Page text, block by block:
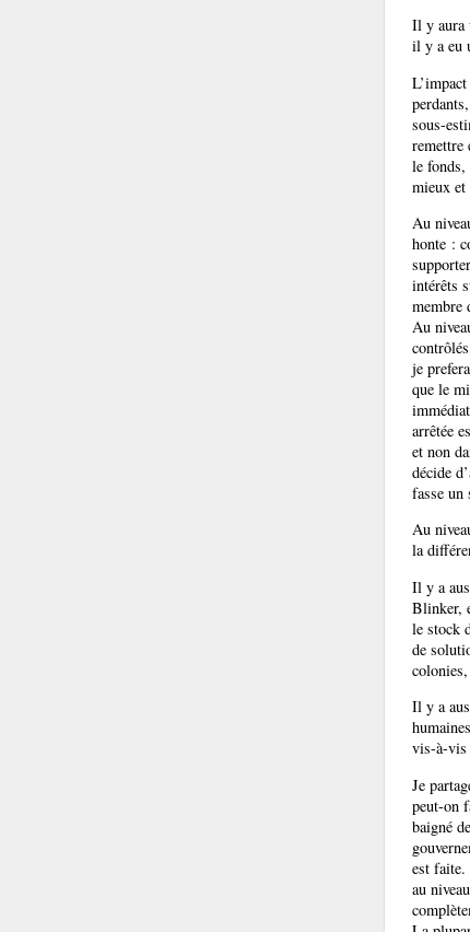
Il y aura
il y a eu
sous-
remettre
le fonds,
mieux et
Au
honte :
intérêts
membre
Au
je
que le
arrêtée
et non
décide
fasse
Au
la
Il y a
Blinker,
le stock
de
Il y a
vis-à-vis
Je
peut-on
baigné
est faite.
au